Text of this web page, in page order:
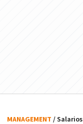
MANAGEMENT / Salarios